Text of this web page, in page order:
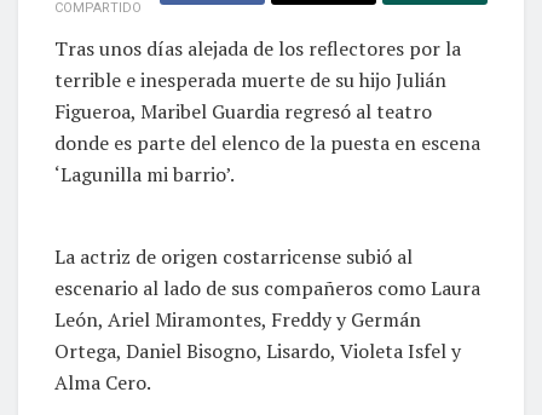
COMPARTIDO
Tras unos días alejada de los reflectores por la
terrible e inesperada muerte de su hijo Julián
Figueroa, Maribel Guardia regresó al teatro
donde es parte del elenco de la puesta en escena
‘Lagunilla mi barrio’.
La actriz de origen costarricense subió al
escenario al lado de sus compañeros como Laura
León, Ariel Miramontes, Freddy y Germán
Ortega, Daniel Bisogno, Lisardo, Violeta Isfel y
Alma Cero.